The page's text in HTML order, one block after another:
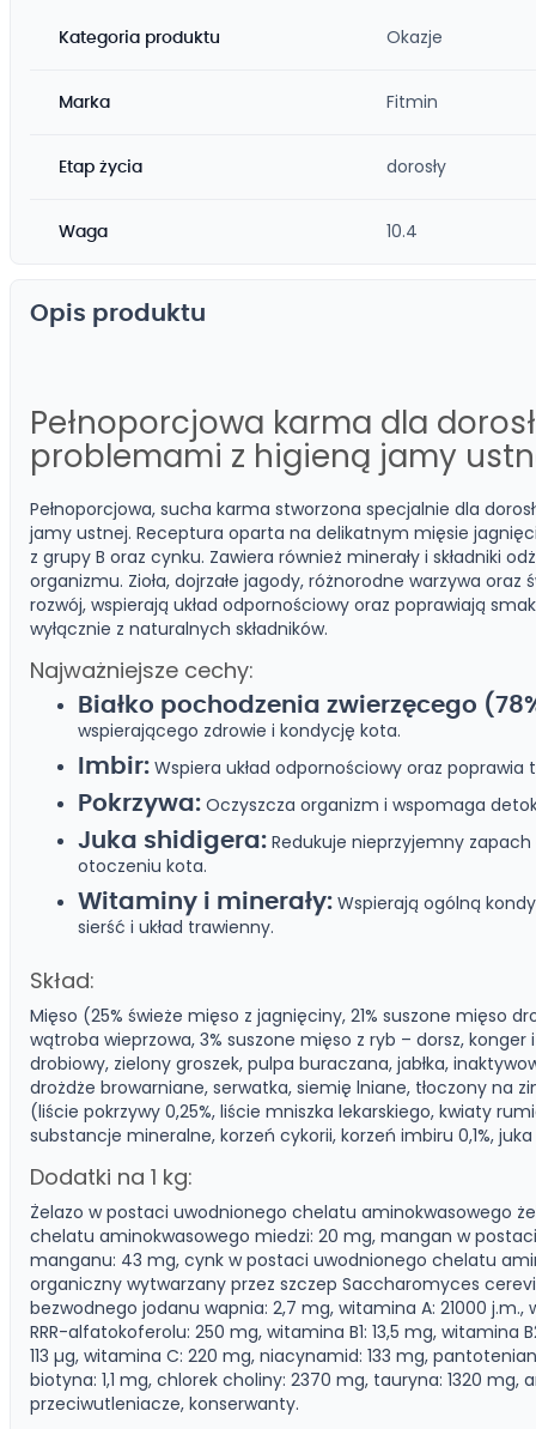
Kategoria produktu Okazje
Marka Fitmin
Etap życia dorosły
Waga 10.4
Opis produktu
Pełnoporcjowa karma dla
problemami z higieną jamy
Pełnoporcjowa, sucha karma stworzona specjalnie dla
jamy ustnej. Receptura oparta na delikatnym mięsie
z grupy B oraz cynku. Zawiera również minerały i składniki
organizmu. Zioła, dojrzałe jagody, różnorodne warzywa
rozwój, wspierają układ odpornościowy oraz poprawiają
wyłącznie z naturalnych składników.
Najważniejsze cechy:
Białko pochodzenia zwierzęcego
wspierającego zdrowie i kondycję kota.
Imbir: Wspiera układ odpornościowy oraz poprawia
Pokrzywa: Oczyszcza organizm i wspomaga
Juka shidigera: Redukuje nieprzyjemny
otoczeniu kota.
Witaminy i minerały: Wspierają ogólną
sierść i układ trawienny.
Skład:
Mięso (25% świeże mięso z jagnięciny, 21% suszone mięso
wątroba wieprzowa, 3% suszone mięso z ryb – dorsz,
drobiowy, zielony groszek, pulpa buraczana, jabłka,
drożdże browarniane, serwatka, siemię lniane, tłoczony na
(liście pokrzywy 0,25%, liście mniszka lekarskiego, kwiaty
substancje mineralne, korzeń cykorii, korzeń imbiru 0,1%,
Dodatki na 1 kg:
Żelazo w postaci uwodnionego chelatu aminokwasowego
chelatu aminokwasowego miedzi: 20 mg, mangan w
manganu: 43 mg, cynk w postaci uwodnionego chelatu
organiczny wytwarzany przez szczep Saccharomyces
bezwodnego jodanu wapnia: 2,7 mg, witamina A: 21000 j.m.,
RRR-alfatokoferolu: 250 mg, witamina B1: 13,5 mg, witamina
113 µg, witamina C: 220 mg, niacynamid: 133 mg,
biotyna: 1,1 mg, chlorek choliny: 2370 mg, tauryna: 1320
przeciwutleniacze, konserwanty.